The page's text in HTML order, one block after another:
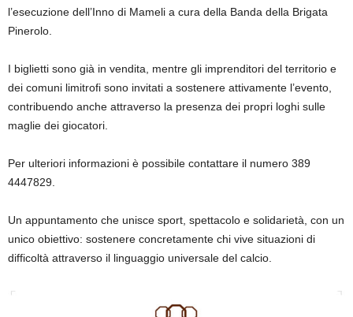
l’esecuzione dell’Inno di Mameli a cura della Banda della Brigata
Pinerolo.
I biglietti sono già in vendita, mentre gli imprenditori del territorio e
dei comuni limitrofi sono invitati a sostenere attivamente l’evento,
contribuendo anche attraverso la presenza dei propri loghi sulle
maglie dei giocatori.
Per ulteriori informazioni è possibile contattare il numero 389
4447829.
Un appuntamento che unisce sport, spettacolo e solidarietà, con un
unico obiettivo: sostenere concretamente chi vive situazioni di
difficoltà attraverso il linguaggio universale del calcio.